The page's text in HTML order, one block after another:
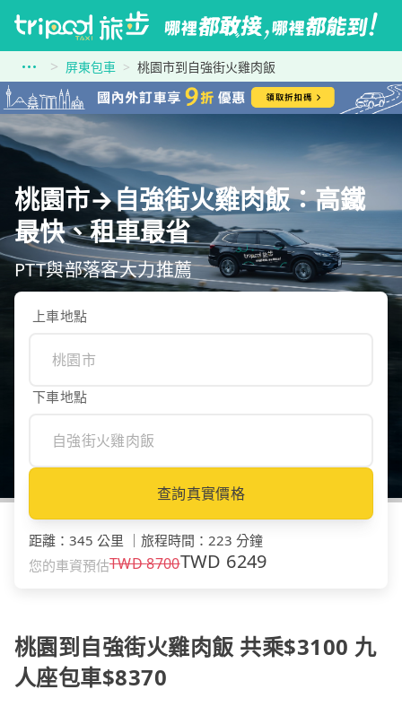
屏東包車 桃園市到自強街火雞肉飯
桃園市→自強街火雞肉飯：高鐵
最快、租車最省
PTT與部落客大力推薦
上車地點
下車地點
查詢真實價格
距離 ： 345 公里 旅程時間 ： 223 分鐘
您的車資預估TWD8700TWD 6249
桃園到自強街火雞肉飯 共乘$3100 九
人座包車$8370